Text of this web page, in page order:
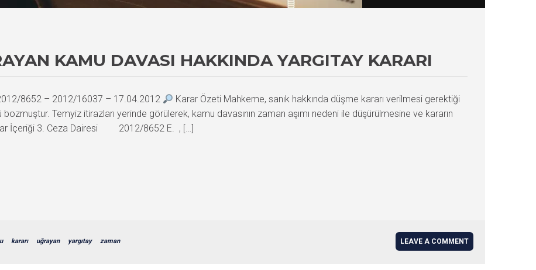
KAMU DAVASI HAKKINDA YARGITAY KARARI
8652 – 2012/16037 – 17.04.2012
Karar Özeti Mahkeme, sanık hakkında düşme kararı verilmesi gerektiği
Temyiz itirazları yerinde görülerek, kamu davasının zaman aşımı nedeni ile düşürülmesine ve kararın
İçeriği 3. Ceza Dairesi 2012/8652 E. , […]
kararı uğrayan yargıtay zaman LEAVE A COMMENT